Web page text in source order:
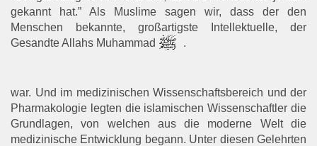
gekannt hat.” Als Muslime sagen wir, dass der den
Menschen bekannte, großartigste Intellektuelle, der
Gesandte Allahs Muhammad
.
war. Und im medizinischen Wissenschaftsbereich und der
Pharmakologie legten die islamischen Wissenschaftler die
Grundlagen, von welchen aus die moderne Welt die
medizinische Entwicklung begann. Unter diesen Gelehrten